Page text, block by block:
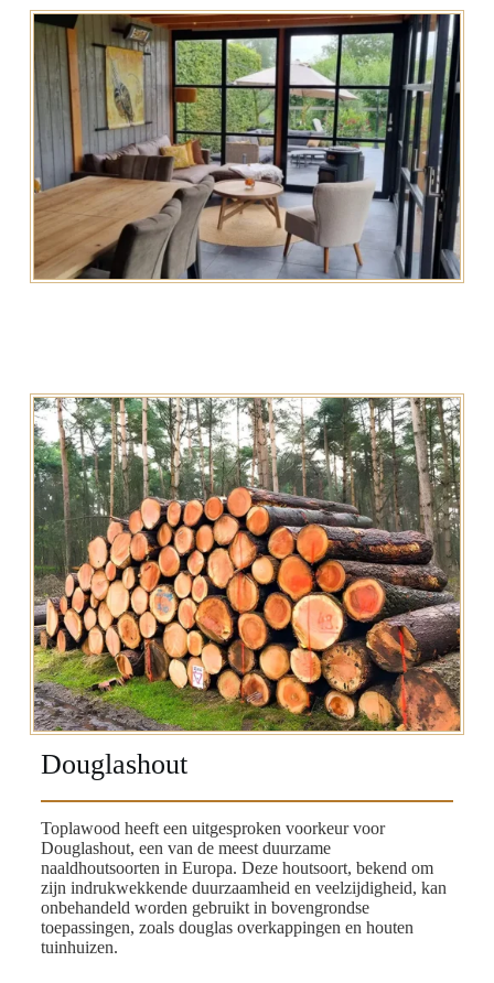
Douglashout
Toplawood heeft een uitgesproken voorkeur voor
Douglashout, een van de meest duurzame
naaldhoutsoorten in Europa. Deze houtsoort, bekend om
zijn indrukwekkende duurzaamheid en veelzijdigheid, kan
onbehandeld worden gebruikt in bovengrondse
toepassingen, zoals douglas overkappingen en houten
tuinhuizen.